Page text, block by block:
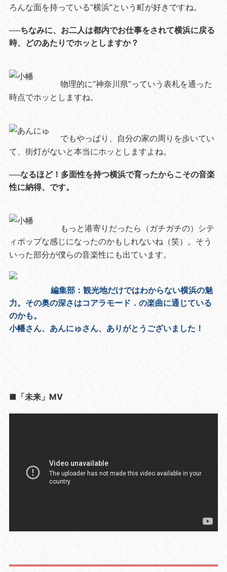
ろんな面を持っている“横浜”という町が好きですね。
──ちなみに、お二人は都内でお仕事をされて横浜に戻る
時、どのあたりでホッとしますか？
物理的に“神奈川県”っていう表札を通った
時点でホッとしますね。
でもやっぱり、自分の家の周りを歩いてい
て、街灯がないと本当にホッとしますよね。
──なるほど！多面性を持つ横浜で育ったからこその音楽
性に納得、です。
もっと港寄りだったら（ガチガチの）シテ
ィポップな感じになったのかもしれないね（笑）。そう
いった部分が僕らの音楽性にも出ています。
編集部：観光地だけではわからない横浜の魅
力。その奥の深さはコアラモード．の楽曲に通じている
のかも。
小幡さん、あんにゅさん、ありがとうございました！
■「未来」MV